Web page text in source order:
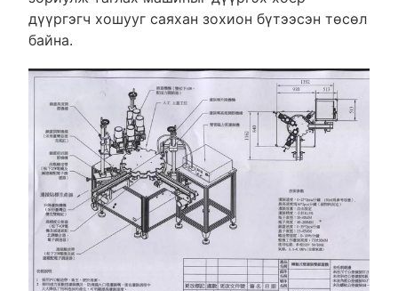
дүүргэгч хошууг саяхан зохион бүтээсэн төсөл
байна.